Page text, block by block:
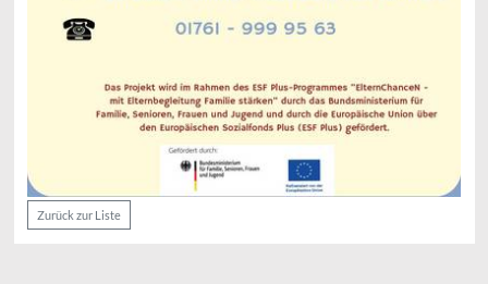
Zurück zur Liste